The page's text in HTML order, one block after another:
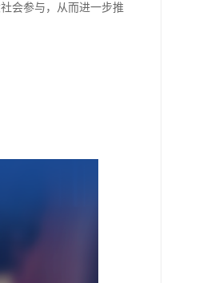
会参与，从而进一步推